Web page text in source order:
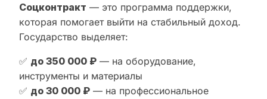
Соцконтракт — это программа поддержки,
которая помогает выйти на стабильный доход.
Государство выделяет:
✅ до 350 000 ₽ — на оборудование,
инструменты и материалы
✅ до 30 000 ₽ — на профессиональное